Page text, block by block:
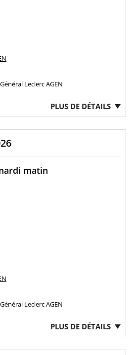
Leclerc AGEN
PLUS DE DÉTAILS
matin
Leclerc AGEN
PLUS DE DÉTAILS